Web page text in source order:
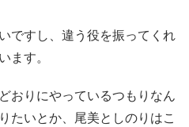
ですし、違う役を振ってくれ
ます。
おりにやっているつもりなん
たいとか、尾美としのりはこ